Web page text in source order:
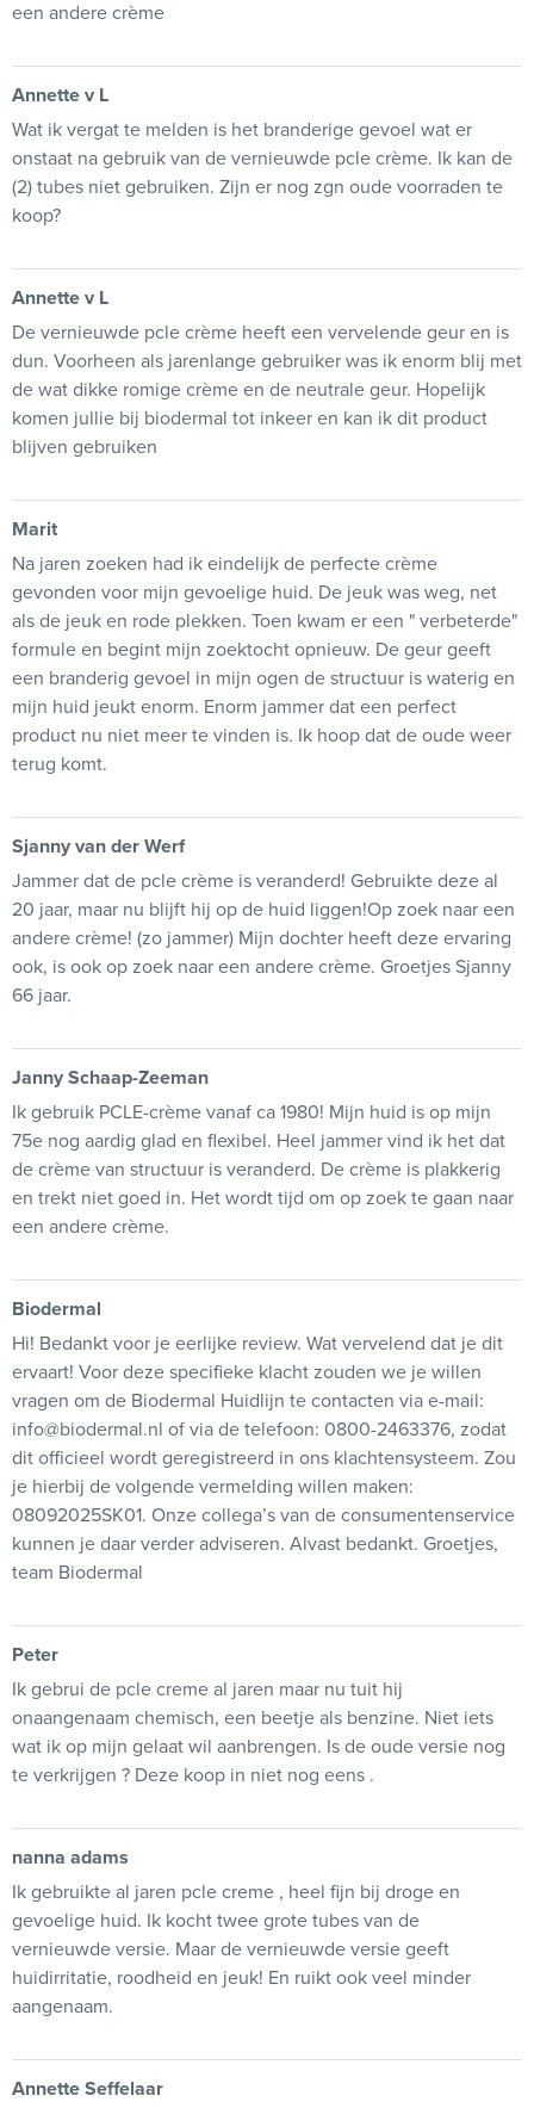
een andere crème
Annette v L
Wat ik vergat te melden is het branderige gevoel wat er
onstaat na gebruik van de vernieuwde pcle crème. Ik kan de
(2) tubes niet gebruiken. Zijn er nog zgn oude voorraden te
koop?
Annette v L
De vernieuwde pcle crème heeft een vervelende geur en is
dun. Voorheen als jarenlange gebruiker was ik enorm blij met
de wat dikke romige crème en de neutrale geur. Hopelijk
komen jullie bij biodermal tot inkeer en kan ik dit product
blijven gebruiken
Marit
Na jaren zoeken had ik eindelijk de perfecte crème
gevonden voor mijn gevoelige huid. De jeuk was weg, net
als de jeuk en rode plekken. Toen kwam er een " verbeterde"
formule en begint mijn zoektocht opnieuw. De geur geeft
een branderig gevoel in mijn ogen de structuur is waterig en
mijn huid jeukt enorm. Enorm jammer dat een perfect
product nu niet meer te vinden is. Ik hoop dat de oude weer
terug komt.
Sjanny van der Werf
Jammer dat de pcle crème is veranderd! Gebruikte deze al
20 jaar, maar nu blijft hij op de huid liggen!Op zoek naar een
andere crème! (zo jammer) Mijn dochter heeft deze ervaring
ook, is ook op zoek naar een andere crème. Groetjes Sjanny
66 jaar.
Janny Schaap-Zeeman
Ik gebruik PCLE-crème vanaf ca 1980! Mijn huid is op mijn
75e nog aardig glad en flexibel. Heel jammer vind ik het dat
de crème van structuur is veranderd. De crème is plakkerig
en trekt niet goed in. Het wordt tijd om op zoek te gaan naar
een andere crème.
Biodermal
Hi! Bedankt voor je eerlijke review. Wat vervelend dat je dit
ervaart! Voor deze specifieke klacht zouden we je willen
vragen om de Biodermal Huidlijn te contacten via e-mail:
info@biodermal.nl of via de telefoon: 0800-2463376, zodat
dit officieel wordt geregistreerd in ons klachtensysteem. Zou
je hierbij de volgende vermelding willen maken:
08092025SK01. Onze collega’s van de consumentenservice
kunnen je daar verder adviseren. Alvast bedankt. Groetjes,
team Biodermal
Peter
Ik gebrui de pcle creme al jaren maar nu tuit hij
onaangenaam chemisch, een beetje als benzine. Niet iets
wat ik op mijn gelaat wil aanbrengen. Is de oude versie nog
te verkrijgen ? Deze koop in niet nog eens .
nanna adams
Ik gebruikte al jaren pcle creme , heel fijn bij droge en
gevoelige huid. Ik kocht twee grote tubes van de
vernieuwde versie. Maar de vernieuwde versie geeft
huidirritatie, roodheid en jeuk! En ruikt ook veel minder
aangenaam.
Annette Seffelaar